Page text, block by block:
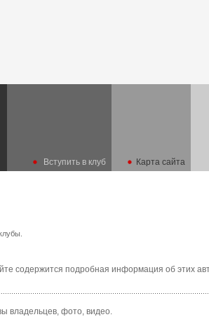
Вступить в клуб Карта сайта
содержится подробная информация об этих
владельцев, фото, видео.